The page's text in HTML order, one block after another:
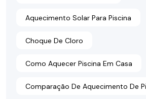
Aquecimento Solar Para Piscina
Choque De Cloro
Como Aquecer Piscina Em Casa
Comparação De Aquecimento De